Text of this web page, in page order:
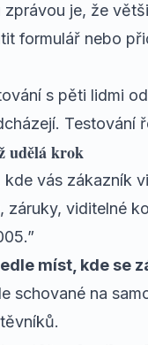
je, že
formulář nebo
s pěti lidmi
Testování
udělá krok
vás zákazník
viditelné
míst, kde se
schované na